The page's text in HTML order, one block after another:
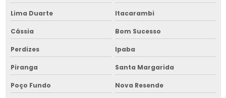
Picador de lenha industrial
Picador de lenha industrial na bahia
Picador de lenha manual
Lima Duarte Itacarambi
Cássia Bom Sucesso
Perdizes Ipaba
Piranga Santa Margarida
Poço Fundo Nova Resende